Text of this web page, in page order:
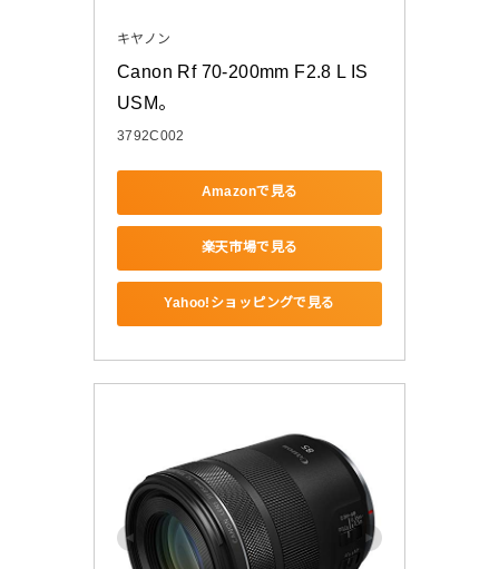
キヤノン
Canon Rf 70-200mm F2.8 L IS
USM。
3792C002
Amazonで見る
楽天市場で見る
Yahoo!ショッピングで見る